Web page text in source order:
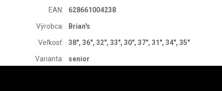
EAN: 628661004238
Výrobca: Brian's
Veľkosť: 38", 36", 32", 33", 30", 37", 31", 34", 35"
Varianta: senior
Z